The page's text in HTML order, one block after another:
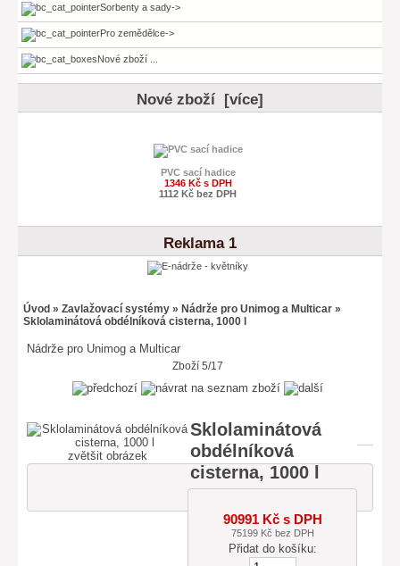
Sorbenty a sady->
Pro zemědělce->
Nové zboží ...
Nové zboží [více]
PVC sací hadice
1346 Kč s DPH
1112 Kč bez DPH
Reklama 1
Úvod »Zavlažovací systémy » Nádrže pro Unimog a Multicar »
Sklolaminátová obdélníková cisterna, 1000 l
Nádrže pro Unimog a Multicar
Zboží 5/17
zvětšit obrázek
Sklolaminátová
obdélníková
cisterna, 1000 l
90991 Kč s DPH
75199 Kč bez DPH